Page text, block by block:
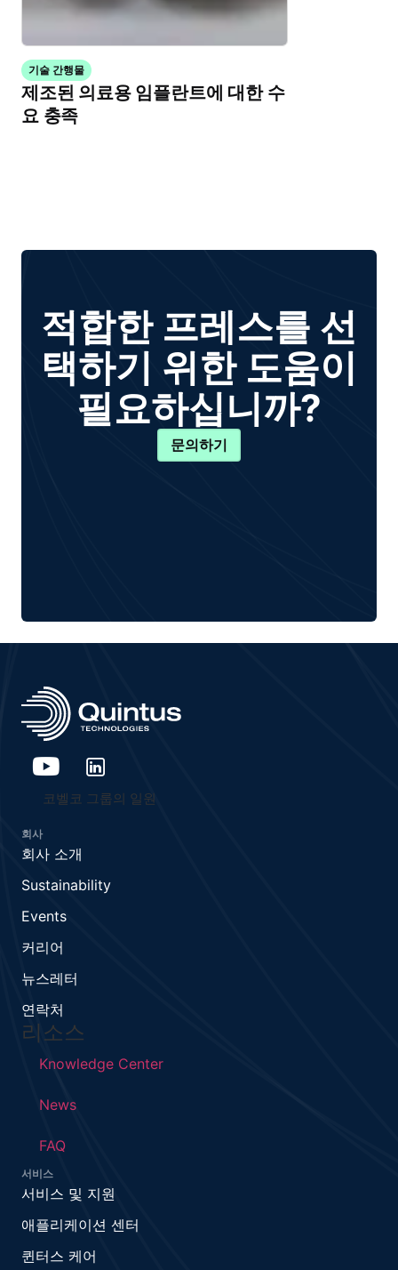
기술 간행물
제조된 의료용 임플란트에 대한 수
요 충족
적합한 프레스를 선
택하기 위한 도움이
필요하십니까?
문의하기
코벨코 그룹의 일원
회사
회사 소개
Sustainability
Events
커리어
뉴스레터
연락처
리소스
Knowledge Center
News
FAQ
서비스
서비스 및 지원
애플리케이션 센터
퀸터스 케어